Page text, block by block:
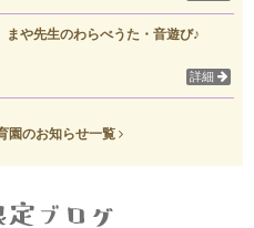
まや先生のわらべうた・音遊び♪
詳細
園のお知らせ一覧